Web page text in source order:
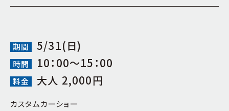
小展示場
国際会議場
中・小会議室
レストラン・サービスコーナー・広場
サイトマップ
期間 5/31(日)
時間 10：00～15：00
料金 大人 2,000円
カスタムカーショー